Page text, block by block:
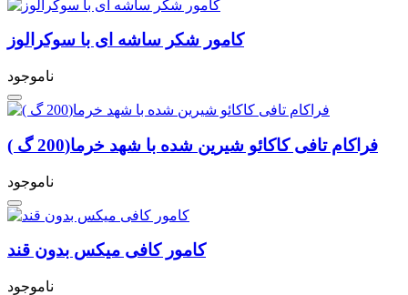
کامور شکر ساشه ای با سوکرالوز
ناموجود
فراکام تافی کاکائو شیرین شده با شهد خرما(200 گ )
ناموجود
کامور کافی میکس بدون قند
ناموجود